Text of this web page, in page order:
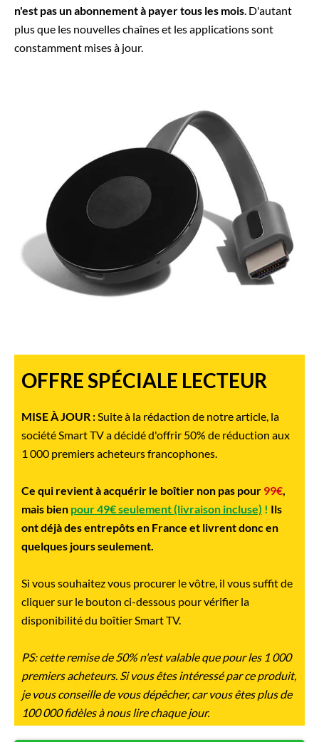
n'est pas un abonnement à payer tous les mois . D'autant
plus que les nouvelles chaînes et les applications sont
constamment mises à jour.
OFFRE SPÉCIALE LECTEUR
MISE À JOUR : Suite à la rédaction de notre article, la
société Smart TV a décidé d'offrir 50% de réduction aux
1 000 premiers acheteurs francophones.
Ce qui revient à acquérir le boîtier non pas pour 99€
mais bien pour 49€ seulement (livraison incluse) ! Ils
ont déjà des entrepôts en France et livrent donc en
quelques jours seulement.
Si vous souhaitez vous procurer le vôtre, il vous suffit de
cliquer sur le bouton ci-dessous pour vérifier la
disponibilité du boîtier Smart TV.
PS: cette remise de 50% n'est valable que pour les 1 000
premiers acheteurs. Si vous êtes intéressé par ce produit,
je vous conseille de vous dépêcher, car vous êtes plus de
100 000 fidèles à nous lire chaque jour.